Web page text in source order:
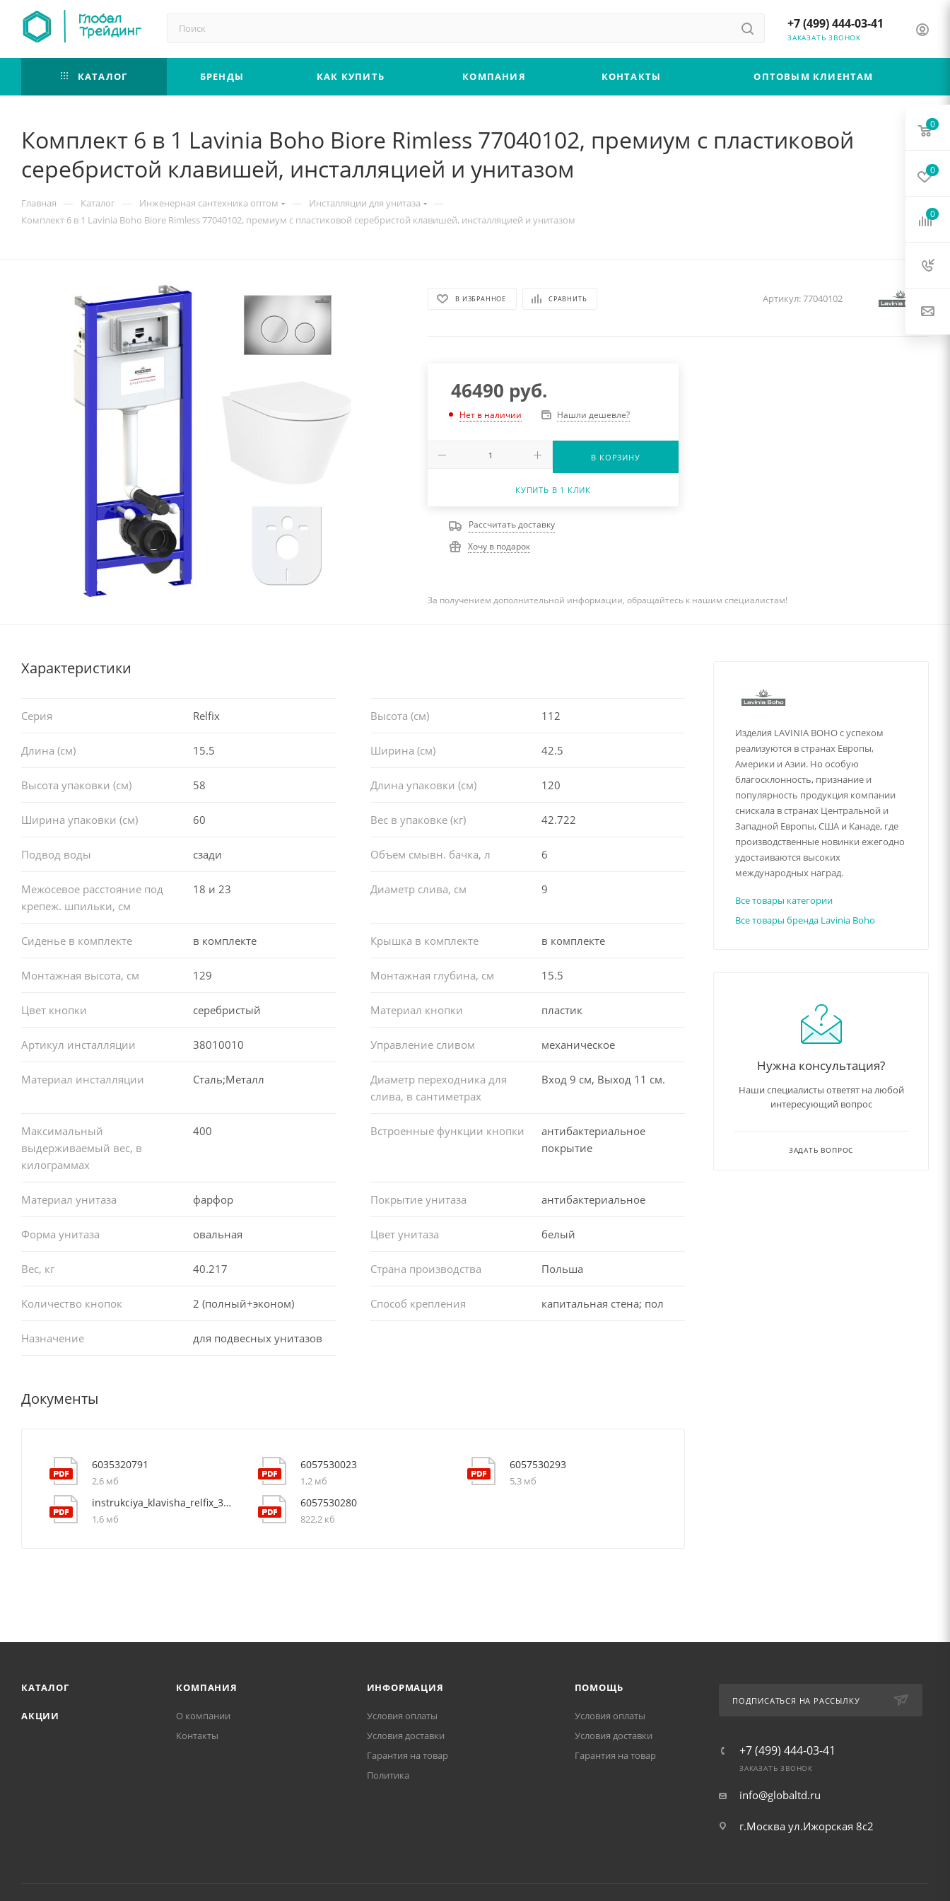
+7 (499) 444-03-41
ЗАКАЗАТЬ ЗВОНОК
КАТАЛОГ БРЕНДЫ КАК КУПИТЬ КОМПАНИЯ КОНТАКТЫ ОПТОВЫМ КЛИЕНТАМ
Комплект 6 в 1 Lavinia Boho Biore Rimless 77040102, премиум с пластиковой
серебристой клавишей, инсталляцией и унитазом
Главная — Каталог — Инженерная сантехника оптом — Инсталляции для унитаза —
Комплект 6 в 1 Lavinia Boho Biore Rimless 77040102, премиум с пластиковой серебристой клавишей, инсталляцией и унитазом
В ИЗБРАННОЕ СРАВНИТЬ Артикул:77040102
46490 руб.
Нет в наличии Нашли дешевле?
В КОРЗИНУ
КУПИТЬ В 1 КЛИК
Рассчитать доставку
Хочу в подарок
За получением дополнительной информации, обращайтесь к нашим специалистам!
Характеристики
Серия Relfix Высота (см) 112
Длина (см) 15.5 Ширина (см) 42.5
Высота упаковки (см) 58 Длина упаковки (см) 120
Ширина упаковки (см) 60 Вес в упаковке (кг) 42.722
Подвод воды сзади Объем смывн. бачка, л 6
Межосевое расстояние под
крепеж. шпильки, см
18 и 23 Диаметр слива, см 9
Сиденье в комплекте в комплекте Крышка в комплекте в комплекте
Монтажная высота, см 129 Монтажная глубина, см 15.5
Цвет кнопки серебристый Материал кнопки пластик
Артикул инсталляции 38010010 Управление сливом механическое
Материал инсталляции Сталь;Металл
Диаметр переходника для
слива, в сантиметрах
Вход 9 см, Выход 11 см.
Максимальный
выдерживаемый вес, в
килограммах
400 Встроенные функции кнопки
антибактериальное
покрытие
Материал унитаза фарфор Покрытие унитаза антибактериальное
Форма унитаза овальная Цвет унитаза белый
Вес, кг 40.217 Страна производства Польша
Количество кнопок 2 (полный+эконом) Способ крепления капитальная стена; пол
Назначение для подвесных унитазов
Документы
6035320791
2,6 мб
6057530023
1,2 мб
6057530293
5,3 мб
instrukciya_klavisha_relfix_3805002w_0
1,6 мб
6057530280
822,2 кб
Изделия LAVINIA BOHO с успехом
реализуются в странах Европы,
Америки и Азии. Но особую
благосклонность, признание и
популярность продукция компании
снискала в странах Центральной и
Западной Европы, США и Канаде, где
производственные новинки ежегодно
удостаиваются высоких
международных наград.
Все товары категории
Все товары бренда Lavinia Boho
Нужна консультация?
Наши специалисты ответят на любой
интересующий вопрос
ЗАДАТЬ ВОПРОС
КАТАЛОГ
АКЦИИ
КОМПАНИЯ
О компании
Контакты
ИНФОРМАЦИЯ
Условия оплаты
Условия доставки
Гарантия на товар
Политика
ПОМОЩЬ
Условия оплаты
Условия доставки
Гарантия на товар
ПОДПИСАТЬСЯ НА РАССЫЛКУ
+7 (499) 444-03-41
ЗАКАЗАТЬ ЗВОНОК
info@globaltd.ru
г.Москва ул.Ижорская 8с2
0
0
0